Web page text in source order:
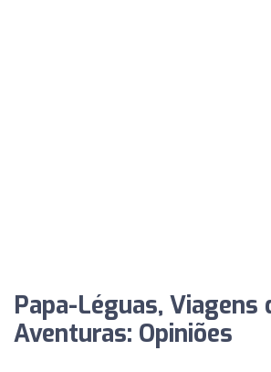
Papa-Léguas, Viagens
Aventuras: Opiniões